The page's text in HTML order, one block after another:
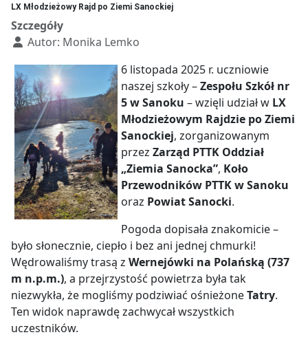
LX Młodzieżowy Rajd po Ziemi Sanockiej
Szczegóły
Autor: Monika Lemko
6 listopada 2025 r. uczniowie
naszej szkoły –Zespołu Szkół nr
5 w Sanoku – wzięli udział w LX
Młodzieżowym Rajdzie po Ziemi
Sanockiej, zorganizowanym
przez Zarząd PTTK Oddział
„Ziemia Sanocka”, Koło
Przewodników PTTK w Sanoku
oraz Powiat Sanocki.
Pogoda dopisała znakomicie –
było słonecznie, ciepło i bez ani jednej chmurki!
Wędrowaliśmy trasą z Wernejówki na Polańską (737
m n.p.m.), a przejrzystość powietrza była tak
niezwykła, że mogliśmy podziwiać ośnieżoneTatry.
Ten widok naprawdę zachwycał wszystkich
uczestników.